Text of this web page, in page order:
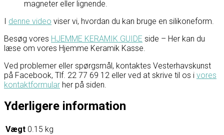
magneter eller lignende.
I denne video viser vi, hvordan du kan bruge en silikoneform.
Besøg vores HJEMME KERAMIK GUIDE side – Her kan du
læse om vores Hjemme Keramik Kasse.
Ved problemer eller spørgsmål, kontaktes Vesterhavskunst
på Facebook, Tlf. 22 77 69 12 eller ved at skrive til os i vores
kontaktformular her på siden.
Yderligere information
Vægt 0.15 kg